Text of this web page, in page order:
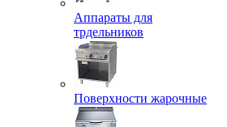
Аппараты для
трдельников
Поверхности жарочные